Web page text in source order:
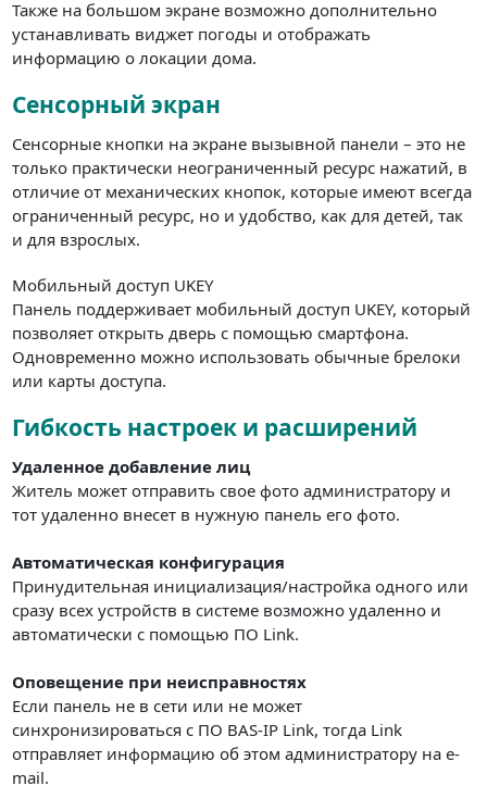
Также на большом экране возможно дополнительно
устанавливать виджет погоды и отображать
информацию о локации дома.
Сенсорный экран
Сенсорные кнопки на экране вызывной панели – это не
только практически неограниченный ресурс нажатий, в
отличие от механических кнопок, которые имеют всегда
ограниченный ресурс, но и удобство, как для детей, так
и для взрослых.
Мобильный доступ UKEY
Панель поддерживает мобильный доступ UKEY, который
позволяет открыть дверь с помощью смартфона.
Одновременно можно использовать обычные брелоки
или карты доступа.
Гибкость настроек и расширений
Удаленное добавление лиц
Житель может отправить свое фото администратору и
тот удаленно внесет в нужную панель его фото.
Автоматическая конфигурация
Принудительная инициализация/настройка одного или
сразу всех устройств в системе возможно удаленно и
автоматически с помощью ПО Link.
Оповещение при неисправностях
Если панель не в сети или не может
синхронизироваться с ПО BAS-IP Link, тогда Link
отправляет информацию об этом администратору на e-
mail.